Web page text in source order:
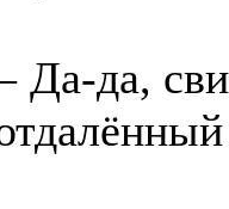
Да-да,